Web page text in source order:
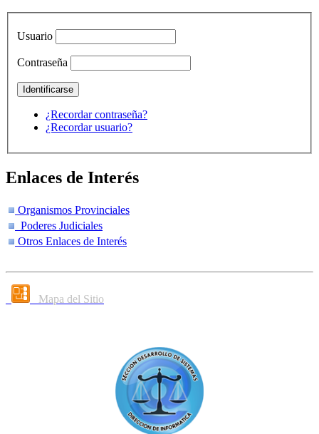
Usuario
Contraseña
¿Recordar contraseña?
¿Recordar usuario?
Enlaces de Interés
Organismos Provinciales
Poderes Judiciales
Otros Enlaces de Interés
Mapa del Sitio